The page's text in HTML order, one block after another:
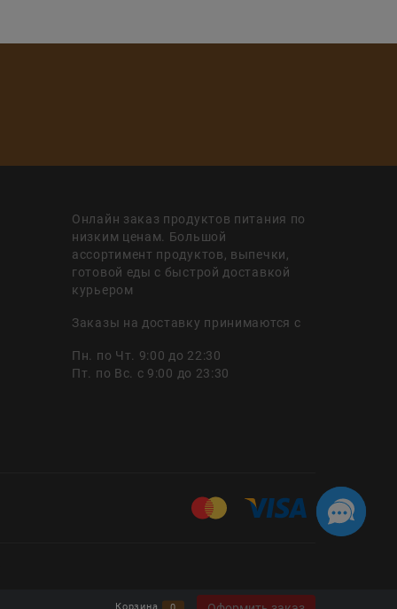
Онлайн заказ продуктов питания по
низким ценам. Большой
ассортимент продуктов, выпечки,
готовой еды с быстрой доставкой
курьером
Заказы на доставку принимаются с
Пн. по Чт. 9:00 до 22:30
Пт. по Вс. с 9:00 до 23:30